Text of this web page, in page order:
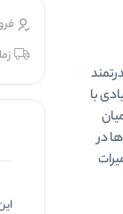
و قدرتمند
با
در